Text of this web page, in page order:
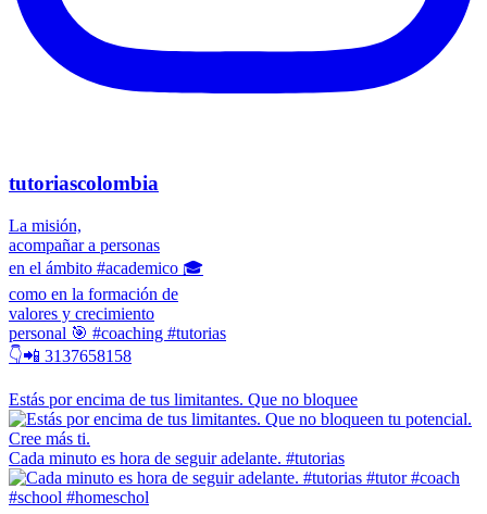
tutoriascolombia
La misión,
acompañar a personas
en el ámbito #academico 🎓
como en la formación de
valores y crecimiento
personal 🎯 #coaching #tutorias
👇📲 3137658158
Estás por encima de tus limitantes. Que no bloquee
Cada minuto es hora de seguir adelante. #tutorias